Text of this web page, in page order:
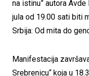
na istinu” autora
jula od 19.00 sati biti
Srbija: Od mita do
Manifestacija
Srebrenicu“ koja u